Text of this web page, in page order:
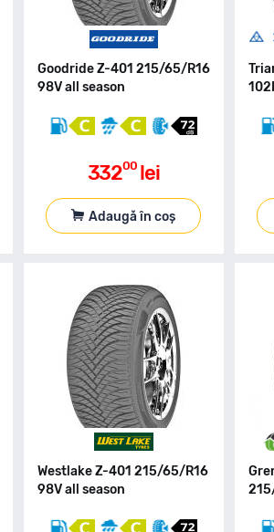
Goodride Z-401 215/65/R16
98V all season
33200 lei
Adaugă în coș
Westlake Z-401 215/65/R16
98V all season